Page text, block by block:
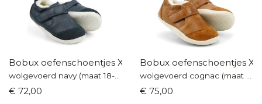
Bobux oefenschoentjes Xplorer
€ 72,00
Bobux oefenschoentjes
€ 75,00